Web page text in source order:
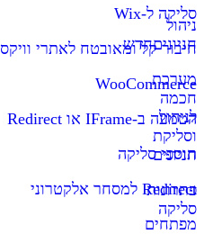
ניהול
חניוניםחדש
מערכת
חכמה
לניהול
וסליקת
חניונים
פתרונות
סליקה
סליקה ל-Wix
חיבור קל ומאובטח לאתרי וויקס
WooCommerce
הטמעה ב-IFrame או Redirect
תוספי סליקה
Redirect למסחר אלקטרוני
מפתחים